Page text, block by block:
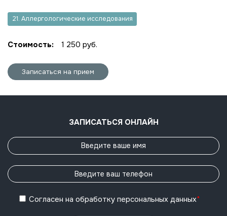
21. Аллергологические исследования
Стоимость: 1 250 руб.
Записаться на прием
ЗАПИСАТЬСЯ ОНЛАЙН
Согласен на обработку персональных данных*